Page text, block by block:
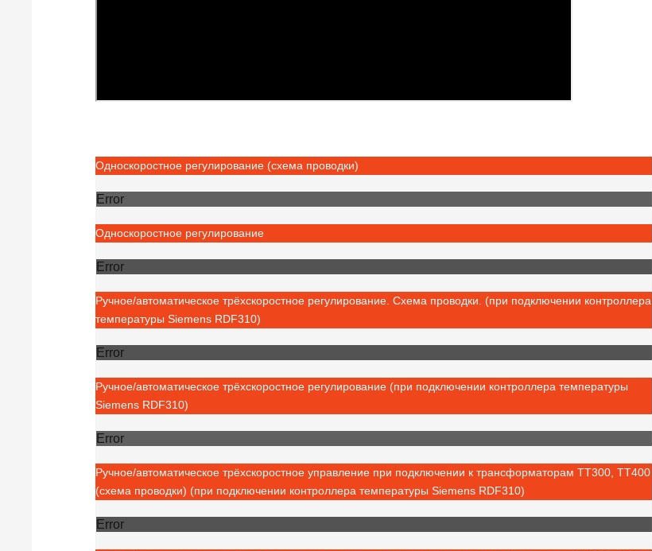
Односкоростное регулирование (схема проводки)
Error
Односкоростное регулирование
Error
Ручное/автоматическое трёхскоростное регулирование. Cхема проводки. (при подключении контроллера
температуры Siemens RDF310)
Error
Ручное/автоматическое трёхскоростное регулирование (при подключении контроллера температуры
Siemens RDF310)
Error
Ручное/автоматическое трёхскоростное управление при подключении к трансформаторам ТТ300, ТТ400
(схема проводки) (при подключении контроллера температуры Siemens RDF310)
Error